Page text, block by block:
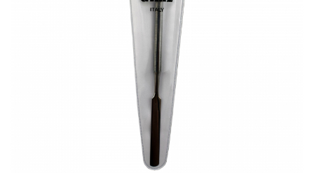
Unghiera Manichiura Pedichiura
Cleste Manichiura Pedichiura
Pamatuf Barbierit / Frizerie
Accesorii Cosmetice Calcai